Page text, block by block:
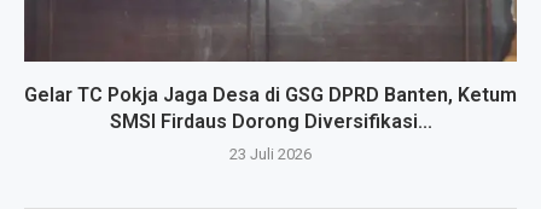
Gelar TC Pokja Jaga Desa di GSG DPRD Banten, Ketum
SMSI Firdaus Dorong Diversifikasi...
23 Juli 2026